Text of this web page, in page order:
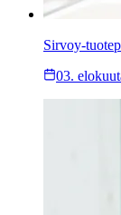
Sirvoy-
03.